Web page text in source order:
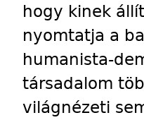
hogy kinek
nyomtatja a
humanista-
társadalom
világnézeti